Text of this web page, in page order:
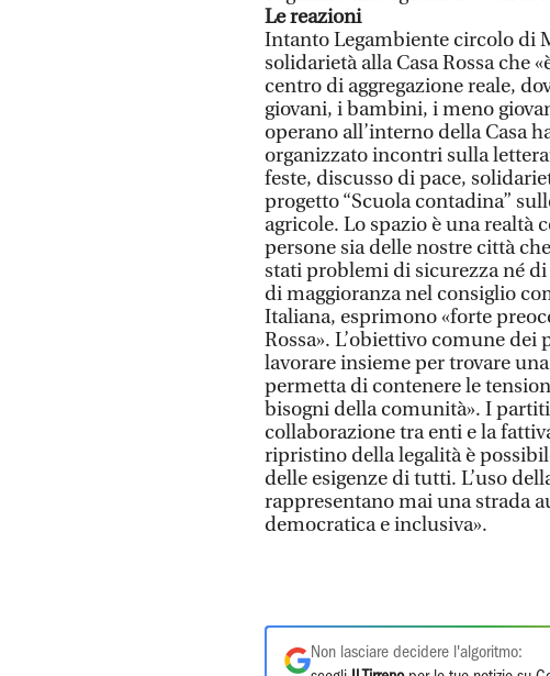
Le reazioni
Intanto Legambiente circolo di
solidarietà alla Casa Rossa che
centro di aggregazione reale,
giovani, i bambini, i meno
operano all’interno della Casa
organizzato incontri sulla
feste, discusso di pace,
progetto “Scuola contadina”
agricole. Lo spazio è una realtà
persone sia delle nostre città
stati problemi di sicurezza né
di maggioranza nel consiglio
Italiana, esprimono «forte
Rossa». L’obiettivo comune
lavorare insieme per trovare
permetta di contenere le
bisogni della comunità». I
collaborazione tra enti e la
ripristino della legalità è
delle esigenze di tutti. L’uso
rappresentano mai una strada
democratica e inclusiva».
Non lasciare decidere l'algoritmo: